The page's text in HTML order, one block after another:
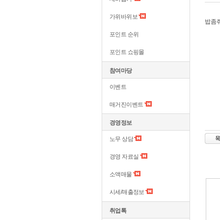
가위바위보
포인트 순위
포인트 쇼핑몰
참여마당
이벤트
매거진이벤트
경영정보
노무 상담
경영 자료실
소액매물
시세/매출정보
취업톡
밥좀